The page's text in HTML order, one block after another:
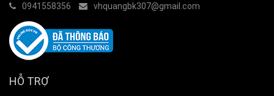
0941558356 vhquangbk307@gmail.com
HỖ TRỢ